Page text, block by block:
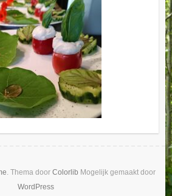
. Thema door Colorlib Mogelijk gemaakt door
WordPress